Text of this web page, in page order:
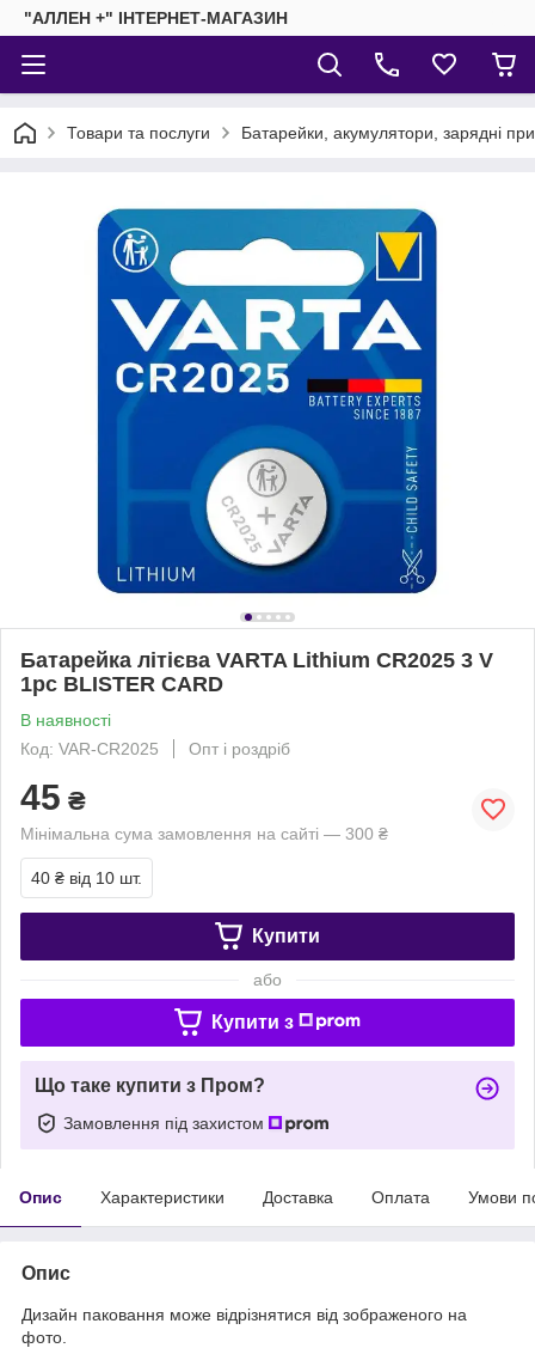
"АЛЛЕН +" ІНТЕРНЕТ-МАГАЗИН
Товари та послуги Батарейки, акумулятори, зарядні
Батарейка літієва VARTA Lithium CR2025 3 V
1pc BLISTER CARD
В наявності
Код: VAR-CR2025
Опт і роздріб
45 ₴
Мінімальна сума замовлення на сайті — 300 ₴
40 ₴ від 10 шт.
Купити
або
Купити з
Що таке купити з Пром?
Замовлення під захистом
Опис Характеристики Доставка Оплата Умови
Опис
Дизайн паковання може відрізнятися від зображеного на
фото.